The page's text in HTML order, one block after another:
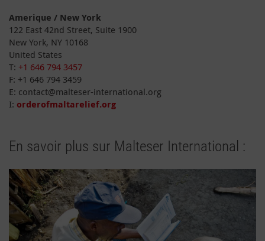
Amerique / New York
122 East 42nd Street, Suite 1900
New York, NY 10168
United States
T: +1 646 794 3457
F: +1 646 794 3459
E: contact@malteser-international.org
I: orderofmaltarelief.org
En savoir plus sur Malteser International :